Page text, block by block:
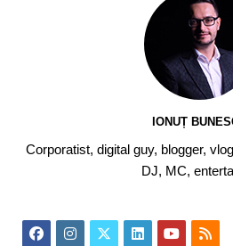
IONUȚ
Corporatist, digital guy, blogger,
DJ, MC,